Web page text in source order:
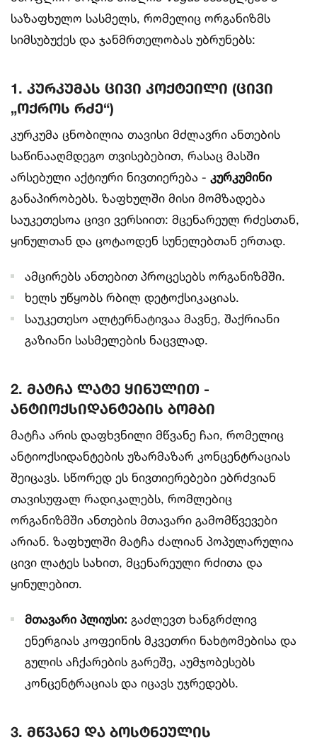
საზაფხულო სასმელს, რომელიც ორგანიზმს
სიმსუბუქეს და ჯანმრთელობას უბრუნებს:
1. კურკუმას ცივი კოქტეილი (ცივი
„ოქროს რძე“)
კურკუმა ცნობილია თავისი მძლავრი ანთების
საწინააღმდეგო თვისებებით, რასაც მასში
არსებული აქტიური ნივთიერება - კურკუმინი
განაპირობებს. ზაფხულში მისი მომზადება
საუკეთესოა ცივი ვერსიით: მცენარეულ რძესთან,
ყინულთან და ცოტაოდენ სუნელებთან ერთად.
ამცირებს ანთებით პროცესებს ორგანიზმში.
ხელს უწყობს რბილ დეტოქსიკაციას.
საუკეთესო ალტერნატივაა მავნე, შაქრიანი
გაზიანი სასმელების ნაცვლად.
2. მატჩა ლატე ყინულით -
ანტიოქსიდანტების ბომბი
მატჩა არის დაფხვნილი მწვანე ჩაი, რომელიც
ანტიოქსიდანტების უზარმაზარ კონცენტრაციას
შეიცავს. სწორედ ეს ნივთიერებები ებრძვიან
თავისუფალ რადიკალებს, რომლებიც
ორგანიზმში ანთების მთავარი გამომწვევები
არიან. ზაფხულში მატჩა ძალიან პოპულარულია
ცივი ლატეს სახით, მცენარეული რძითა და
ყინულებით.
მთავარი პლიუსი: გაძლევთ ხანგრძლივ
ენერგიას კოფეინის მკვეთრი ნახტომებისა და
გულის აჩქარების გარეშე, აუმჯობესებს
კონცენტრაციას და იცავს უჯრედებს.
3. მწვანე და ბოსტნეულის